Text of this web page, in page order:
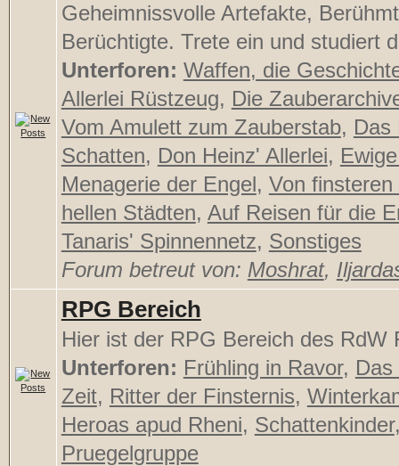
Geheimnissvolle Artefakte,
Berüchtigte. Trete ein und studiert
Unterforen: Waffen, die
Allerlei Rüstzeug, Die
Vom Amulett zum Zauberstab, Das
Schatten, Don Heinz' Allerlei,
Menagerie der Engel, Von
hellen Städten, Auf Reisen für die
Tanaris' Spinnennetz, Sonstiges
Forum betreut von: Moshrat,
RPG Bereich
Hier ist der RPG Bereich des RdW
Unterforen: Frühling in Ravor,
Zeit, Ritter der Finsternis,
Heroas apud Rheni, Schattenkinder
Pruegelgruppe